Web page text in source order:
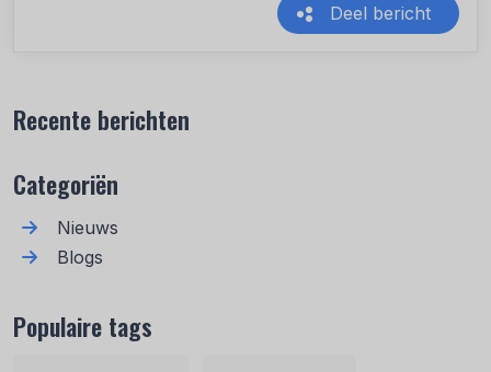
Deel bericht
Recente berichten
Categoriën
Nieuws
Blogs
Populaire tags